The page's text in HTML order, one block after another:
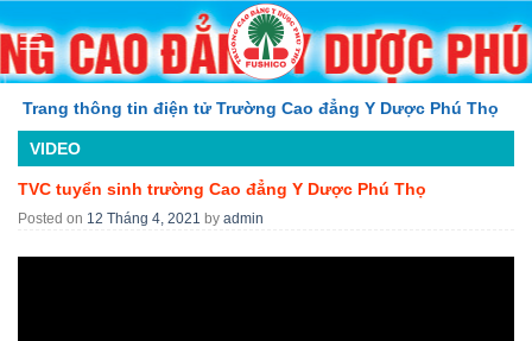
to
content
thông tin điện tử Trường Cao đẳng Y Dược Phú Thọ
VIDEO
TVC tuyển sinh trường Cao đẳng Y Dược Phú Thọ
Posted on 12 Tháng 4, 2021 by admin